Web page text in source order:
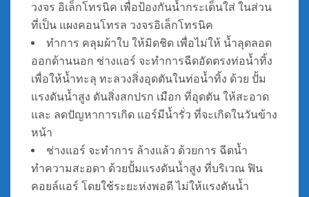
วงจร อิเล็กโทรนิค เพื่อป้องกันน้ำกระเด็นใส่ ในส่วน
ที่เป็น แผงคอนโทรล วงจรอิเล็กโทรนิค
ทำการ คลุมผ้าใบ ให้มิดชิด เพื่อไม่ให้ น้ำลุดลอด
ออกด้านนอก ช่างแอร์ จะทำการฉีดอัดตรงท่อน้ำทิ้ง
เพื่อให้น้ำทะลุ ทะลวงสิ่งอุดตันในท่อน้ำทิ้ง ด้วย ปั้ม
แรงดันน้ำสูง ดันสิ่งสกปรก เมือก ที่อุดตัน ให้สะอาด
และ ลดปัญหาการเกิด แอร์มีน้ำรั่ว ที่จะเกิดในวันข้าง
หน้า
ช่างแอร์ จะทำการ ล้างแล้ว ด้วยการ ฉีดน้ำ
ทำความสะอดา ด้วยปั้มแรงดันน้ำสูง ที่บริเวณ ฟิน
คอยล์แอร์ โดยใช้ระยะห่งพอดี ไม่ให้แรงดันน้ำ